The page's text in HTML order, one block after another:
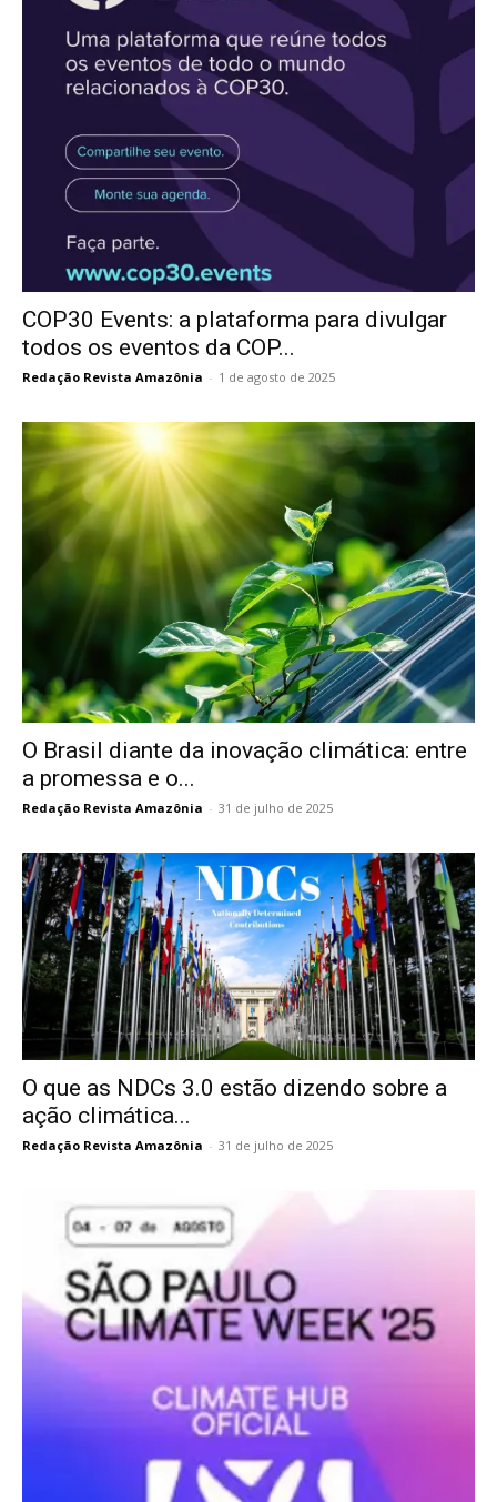
COP30 Events: a plataforma para divulgar
todos os eventos da COP...
Redação Revista Amazônia - 1 de agosto de 2025
O Brasil diante da inovação climática: entre
a promessa e o...
Redação Revista Amazônia - 31 de julho de 2025
O que as NDCs 3.0 estão dizendo sobre a
ação climática...
Redação Revista Amazônia - 31 de julho de 2025